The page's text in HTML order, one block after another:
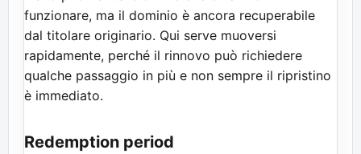
funzionare, ma il dominio è ancora recuperabile
dal titolare originario. Qui serve muoversi
rapidamente, perché il rinnovo può richiedere
qualche passaggio in più e non sempre il ripristino
è immediato.
Redemption period